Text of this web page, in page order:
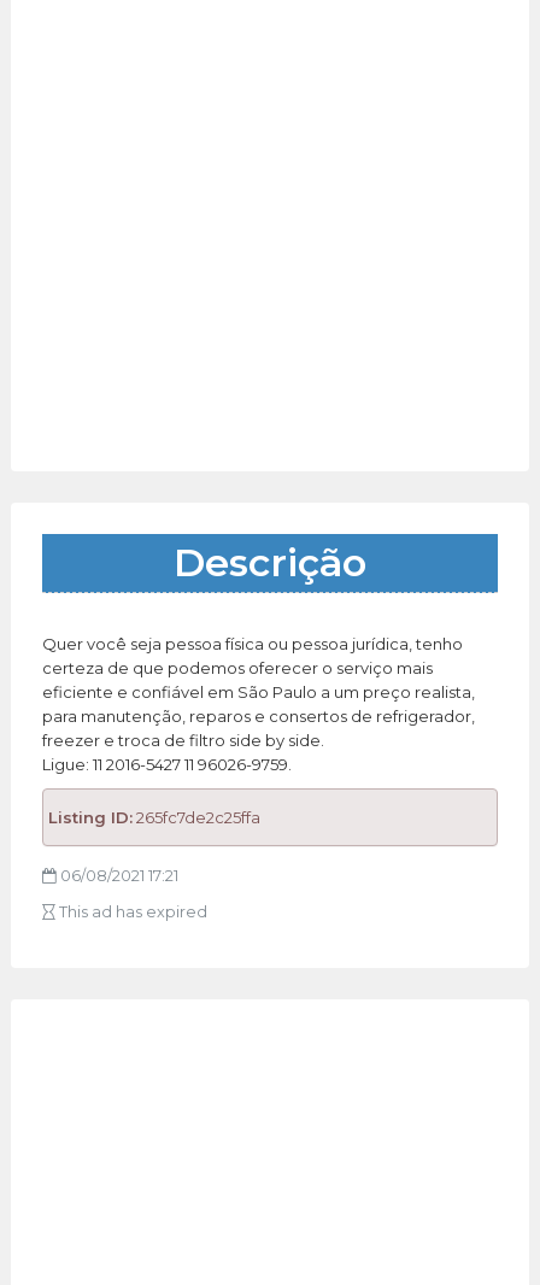
Descrição
Quer você seja pessoa física ou pessoa jurídica, tenho
certeza de que podemos oferecer o serviço mais
eficiente e confiável em São Paulo a um preço realista,
para manutenção, reparos e consertos de refrigerador,
freezer e troca de filtro side by side.
Ligue: 11 2016-5427 11 96026-9759.
Listing ID:265fc7de2c25ffa
06/08/2021 17:21
This ad has expired